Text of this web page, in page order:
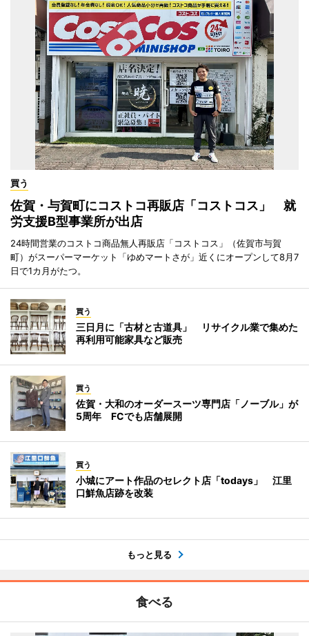
買う
佐賀・与賀町にコストコ再販店「コストコス」 就
労支援B型事業所が出店
24時間営業のコストコ商品無人再販店「コストコス」（佐賀市与賀
町）がスーパーマーケット「ゆめマートさが」近くにオープンして8月7
日で1カ月がたつ。
買う
三日月に「古材と古道具」 リサイクル業で集めた
再利用可能家具など販売
買う
佐賀・大和のオーダースーツ専門店「ノーブル」が
5周年 FCでも店舗展開
買う
小城にアート作品のセレクト店「todays」 江里
口鮮魚店跡を改装
もっと見る
食べる